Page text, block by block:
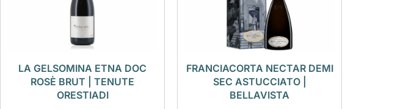
LA GELSOMINA ETNA DOC
ROSÈ BRUT | TENUTE
ORESTIADI
FRANCIACORTA NECTAR DEMI
SEC ASTUCCIATO |
BELLAVISTA